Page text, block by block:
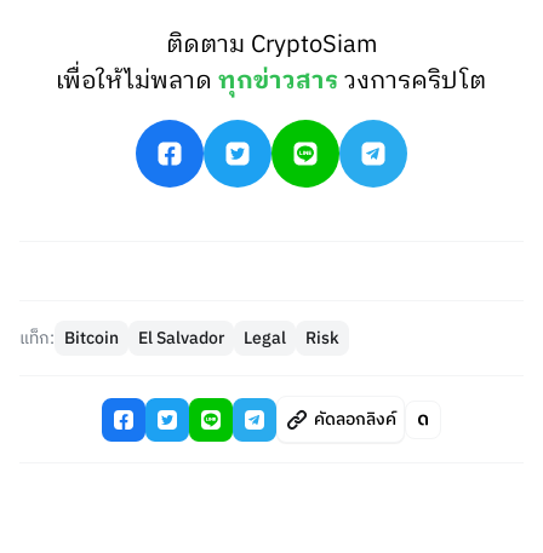
ติดตาม CryptoSiam
เพื่อให้ไม่พลาดทุกข่าวสารวงการคริปโต
แท็ก: Bitcoin El Salvador Legal Risk
คัดลอกลิงค์